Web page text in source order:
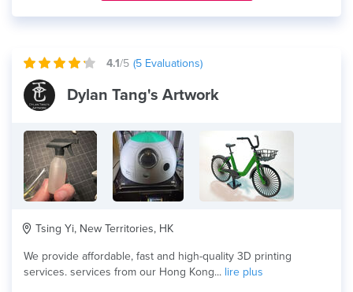
4.1/5 (5 Evaluations)
Dylan Tang's Artwork
Tsing Yi, New Territories, HK
We provide affordable, fast and high-quality 3D printing
services. services from our Hong Kong... lire plus